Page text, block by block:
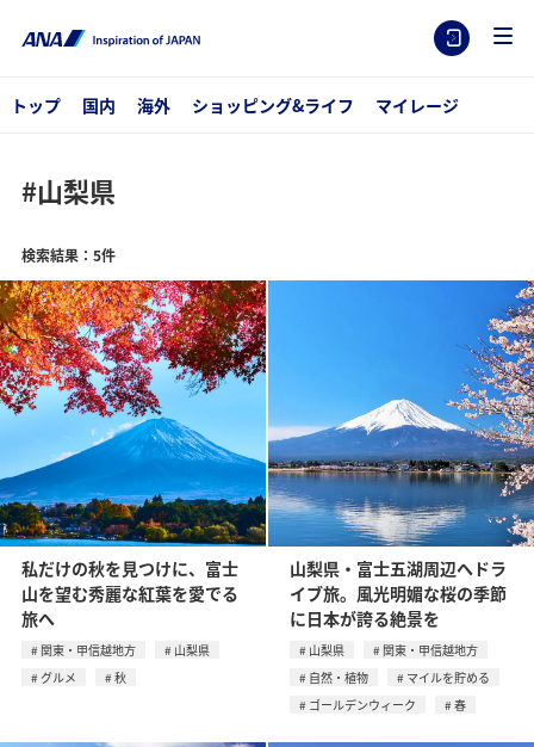
トップ 国内 海外 ショッピング&ライフ マイレージ
#山梨県
検索結果：5件
私だけの秋を見つけに、富士
山を望む秀麗な紅葉を愛でる
旅へ
関東・甲信越地方
山梨県
グルメ
秋
山梨県・富士五湖周辺へドラ
イブ旅。風光明媚な桜の季節
に日本が誇る絶景を
山梨県
関東・甲信越地方
自然・植物
マイルを貯める
ゴールデンウィーク
春